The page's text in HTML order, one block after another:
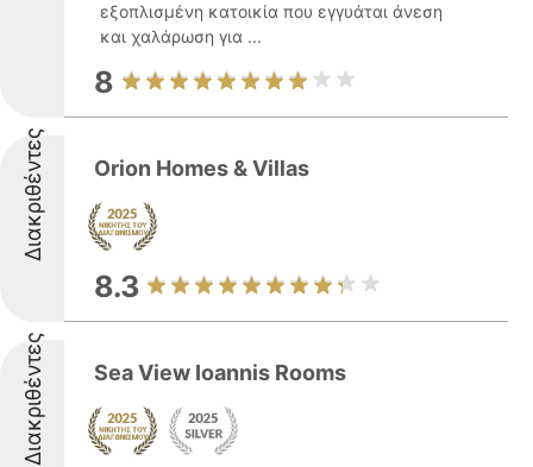
εξοπλισμένη κατοικία που εγγυάται άνεση
και χαλάρωση για ...
8
Διακριθέντες Orion Homes & Villas
8.3
Διακριθέντες Sea View Ioannis Rooms